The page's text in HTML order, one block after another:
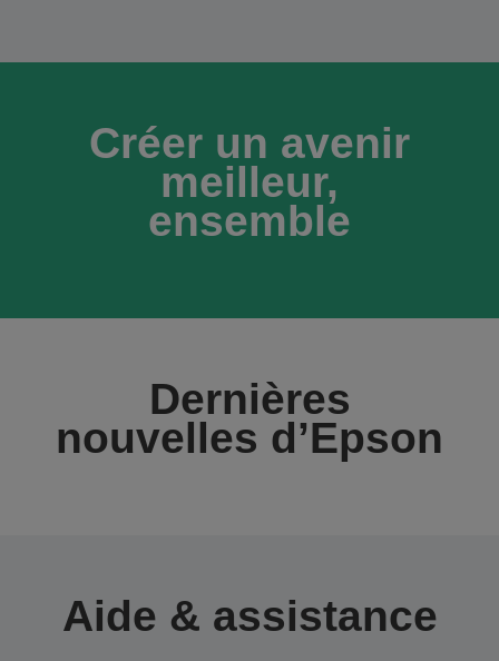
Créer un avenir
meilleur,
ensemble
Dernières
nouvelles d’Epson
Aide & assistance